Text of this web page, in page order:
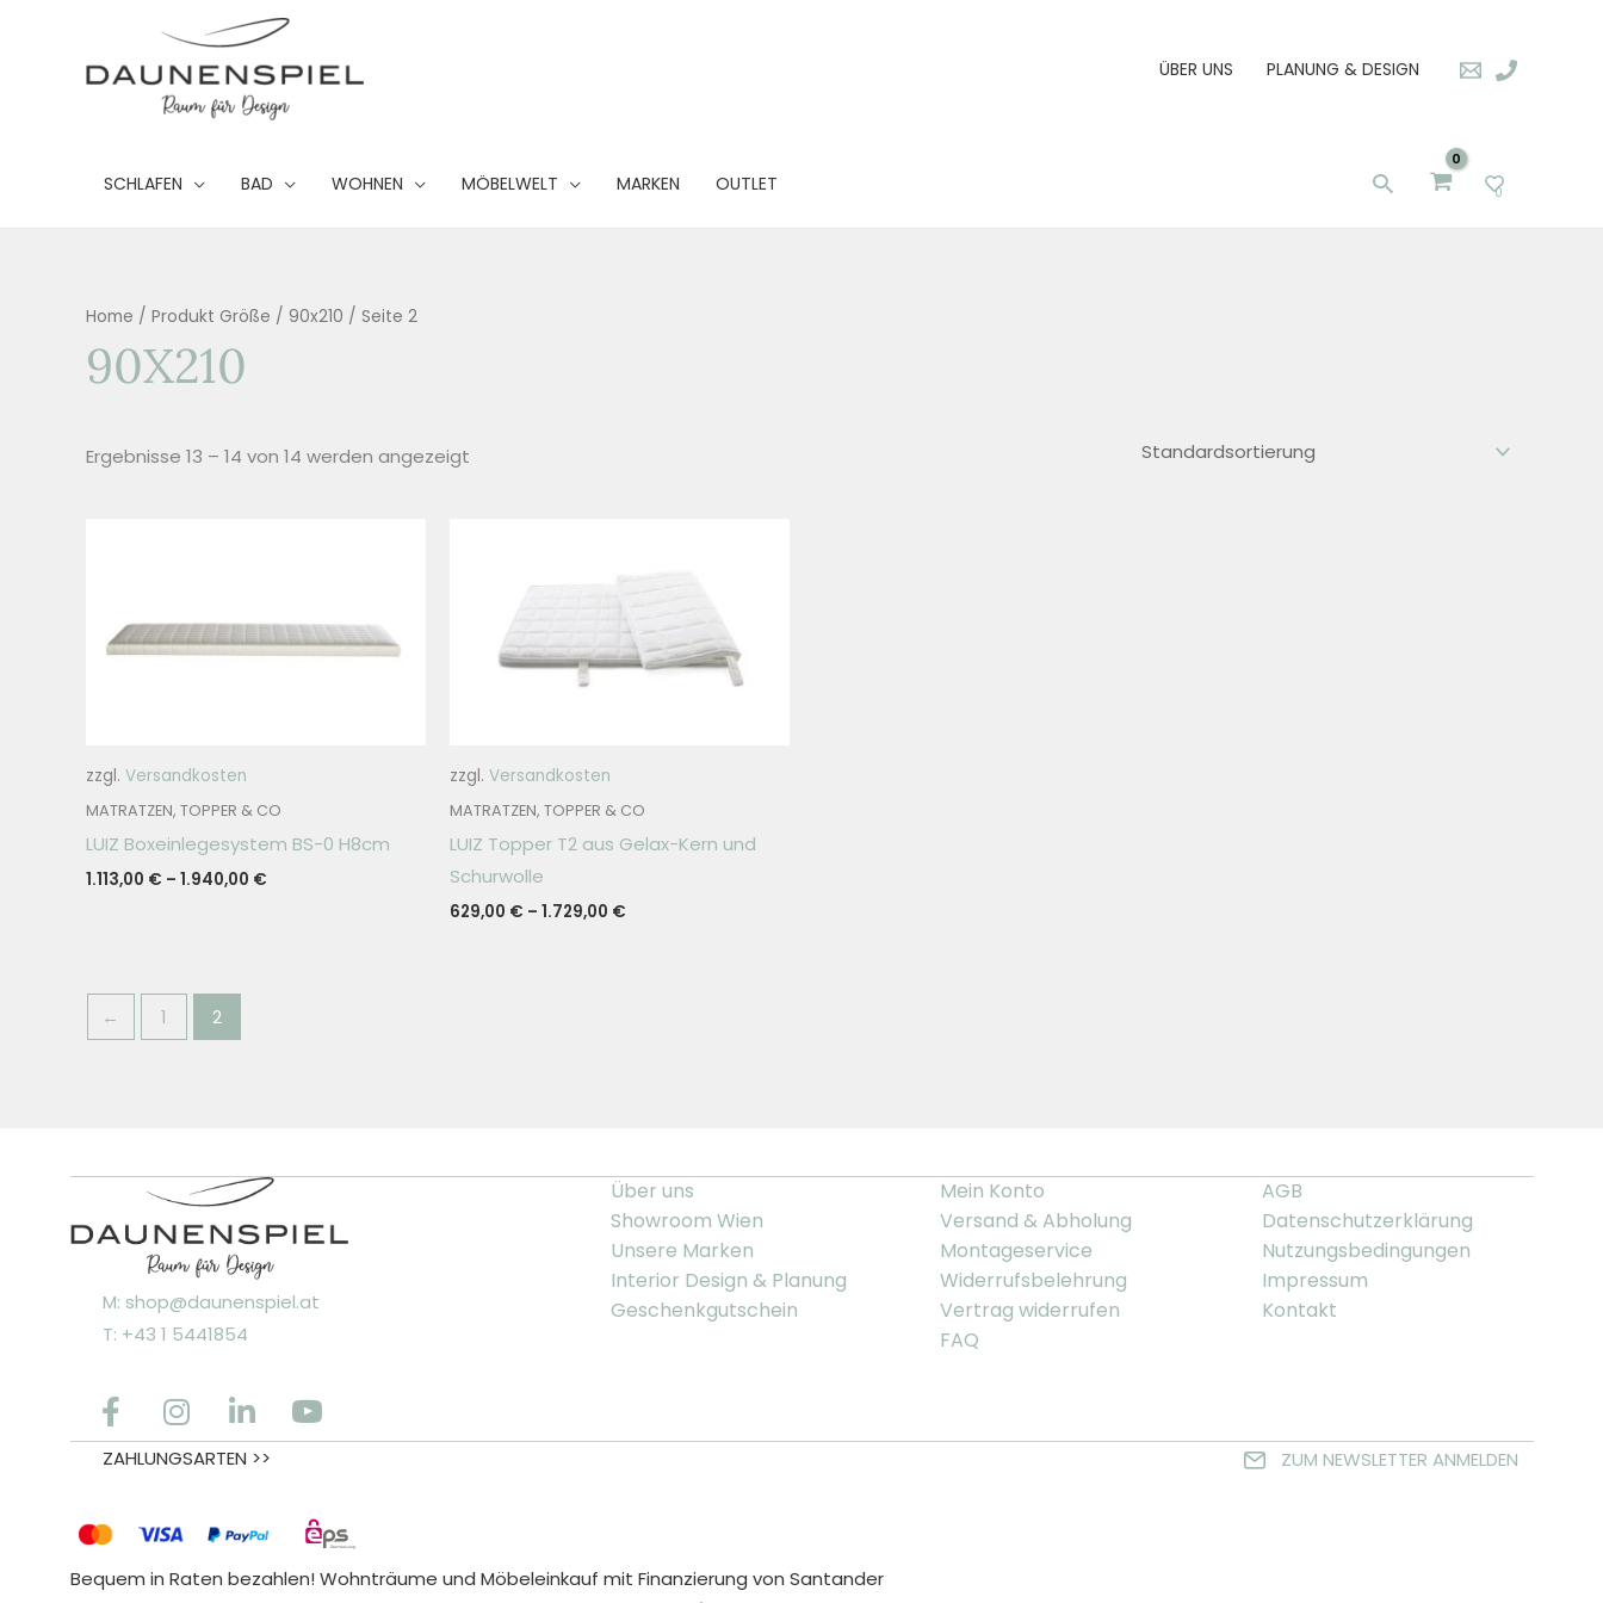
ÜBER UNS PLANUNG & DESIGN
SCHLAFEN BAD WOHNEN MÖBELWELT MARKEN OUTLET Suchen 0
Home / Produkt Größe / 90x210 / Seite 2
90X210
Ergebnisse 13 – 14 von 14 werden angezeigt
zzgl. Versandkosten
MATRATZEN, TOPPER & CO
LUIZ Boxeinlegesystem BS-0 H8cm
1.113,00 € – 1.940,00 €
zzgl. Versandkosten
MATRATZEN, TOPPER & CO
LUIZ Topper T2 aus Gelax-Kern und
Schurwolle
629,00 € – 1.729,00 €
← 1 2
M: shop@daunenspiel.at
T: +43 1 5441854
Über uns
Showroom Wien
Unsere Marken
Interior Design & Planung
Geschenkgutschein
Mein Konto
Versand & Abholung
Montageservice
Widerrufsbelehrung
Vertrag widerrufen
FAQ
AGB
Datenschutzerklärung
Nutzungsbedingungen
Impressum
Kontakt
ZAHLUNGSARTEN >>
Bequem in Raten bezahlen! Wohnträume und Möbeleinkauf mit Finanzierung von Santander
ZUM NEWSLETTER ANMELDEN